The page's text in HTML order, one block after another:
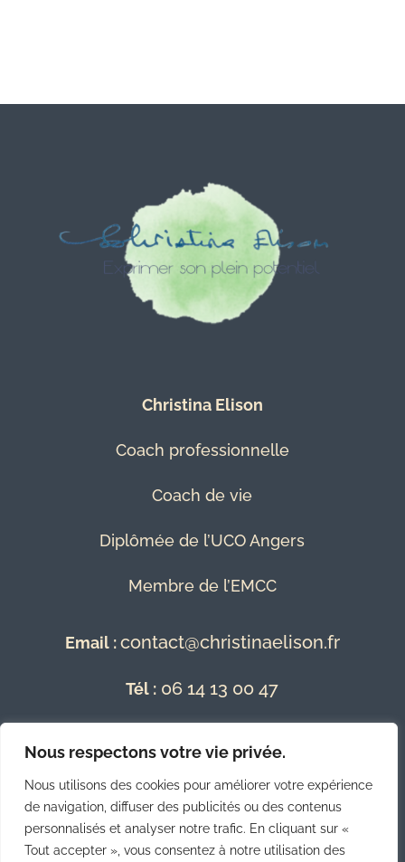
Nous respectons votre vie privée.
Nous utilisons des cookies pour améliorer votre expérience
de navigation, diffuser des publicités ou des contenus
personnalisés et analyser notre trafic. En cliquant sur «
Tout accepter », vous consentez à notre utilisation des
Christina Elison
Coach professionnelle
Coach de vie
Diplômée de l’UCO Angers
Membre de l’EMCC
Email :contact@christinaelison.fr
Tél : 06 14 13 00 47
Mentions Légales
Conditions Générales de Vente
Politique de Confidentialité